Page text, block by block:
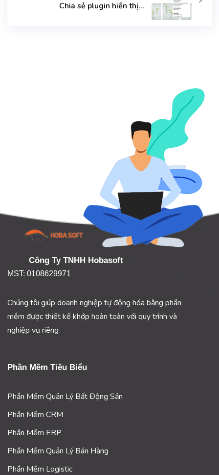
Chia sẻ plugin hiển thị...
Công Ty TNHH Hobasoft
MST: 0108629971
Chúng tôi giúp doanh nghiệp tự động hóa bằng phần
mềm được thiết kế khớp hoàn toàn với quy trình và
nghiệp vụ riêng
Phần Mềm Tiêu Biểu
Phần Mềm Quản Lý Bất Động Sản
Phần Mềm CRM
Phần Mềm ERP
Phần Mềm Quản Lý Bán Hàng
Phần Mềm Logistic